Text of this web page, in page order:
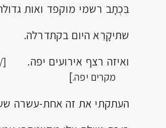
בִּכְתָב רשמי מוקפד ואות
שתיקָרֵא היום בקתדרלה.
ואיזה רצף אירועים יפה.
מקרים יפה.]
העתקתי את זה אחת-עשרה